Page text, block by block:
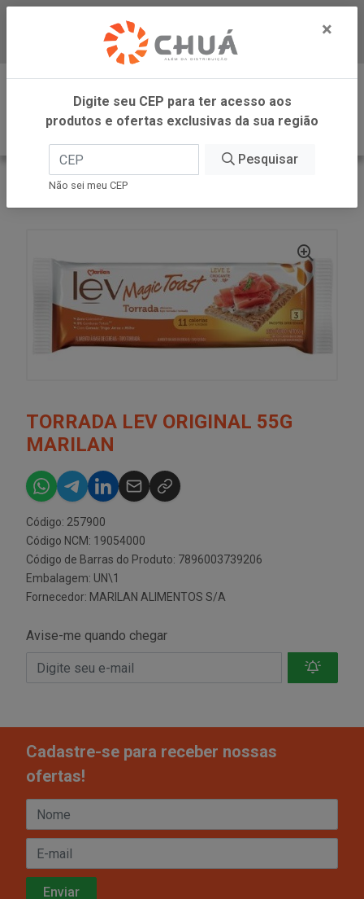
Baixe já nosso APP
0
INÍCIO
MARILAN
TORRADA LEV ORIGINAL 55G
MARILAN
Código: 257900
Código NCM: 19054000
Código de Barras do Produto: 7896003739206
Embalagem: UN\1
Fornecedor: MARILAN ALIMENTOS S/A
Avise-me quando chegar
Cadastre-se para receber nossas
ofertas!
×
Digite seu CEP para ter acesso aos
produtos e ofertas exclusivas da sua região
Pesquisar
Não sei meu CEP